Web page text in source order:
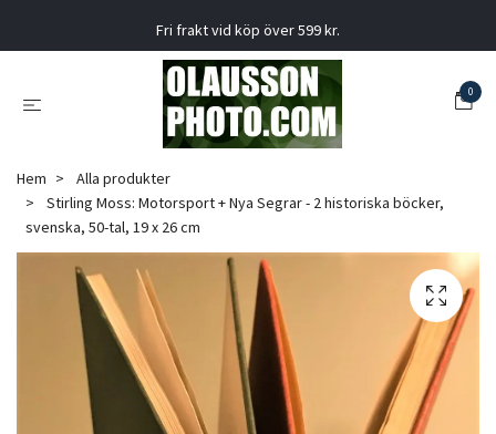
Fri frakt vid köp över 599 kr.
0
Hem
Alla produkter
Stirling Moss: Motorsport + Nya Segrar - 2 historiska böcker,
svenska, 50-tal, 19 x 26 cm